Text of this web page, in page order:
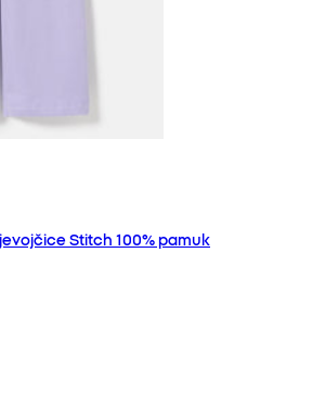
Stitch 100% pamuk